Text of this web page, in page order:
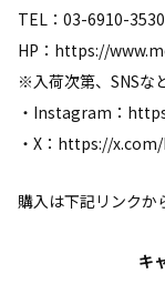
TEL：03-6910-3530
HP：https://
※入荷次第、SNSな
・Instagram：
・X：https://
購入は下記リンクか
キ